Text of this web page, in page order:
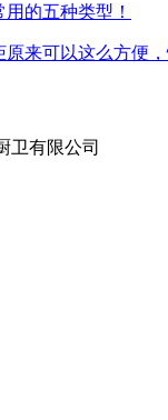
的五种类型！
原来可以这么方便
卫有限公司